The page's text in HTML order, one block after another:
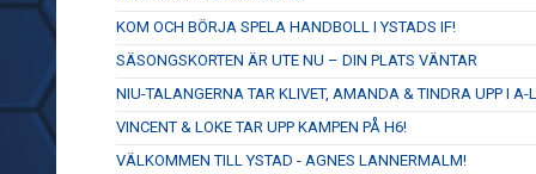
KOM OCH BÖRJA SPELA HANDBOLL I YSTADS IF!
SÄSONGSKORTEN ÄR UTE NU – DIN PLATS VÄNTAR
NIU-TALANGERNA TAR KLIVET, AMANDA & TINDRA UPP I A-
VINCENT & LOKE TAR UPP KAMPEN PÅ H6!
VÄLKOMMEN TILL YSTAD - AGNES LANNERMALM!